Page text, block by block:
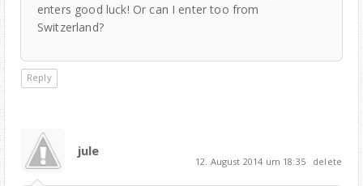
enters good luck! Or can I enter too from
Switzerland?
Reply
jule
12. August 2014 um 18:35 delete